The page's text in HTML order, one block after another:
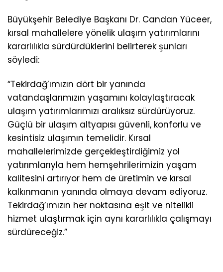
Büyükşehir Belediye Başkanı Dr. Candan Yüceer,
kırsal mahallelere yönelik ulaşım yatırımlarını
kararlılıkla sürdürdüklerini belirterek şunları
söyledi:
“Tekirdağ’ımızın dört bir yanında
vatandaşlarımızın yaşamını kolaylaştıracak
ulaşım yatırımlarımızı aralıksız sürdürüyoruz.
Güçlü bir ulaşım altyapısı güvenli, konforlu ve
kesintisiz ulaşımın temelidir. Kırsal
mahallelerimizde gerçekleştirdiğimiz yol
yatırımlarıyla hem hemşehrilerimizin yaşam
kalitesini artırıyor hem de üretimin ve kırsal
kalkınmanın yanında olmaya devam ediyoruz.
Tekirdağ’ımızın her noktasına eşit ve nitelikli
hizmet ulaştırmak için aynı kararlılıkla çalışmayı
sürdüreceğiz.”